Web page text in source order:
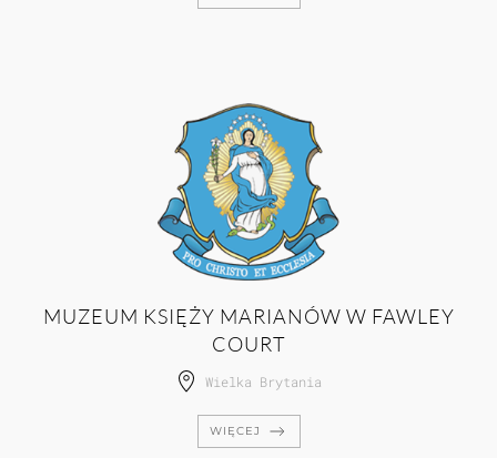
MUZEUM KSIĘŻY MARIANÓW W FAWLEY
COURT
Wielka Brytania
WIĘCEJ